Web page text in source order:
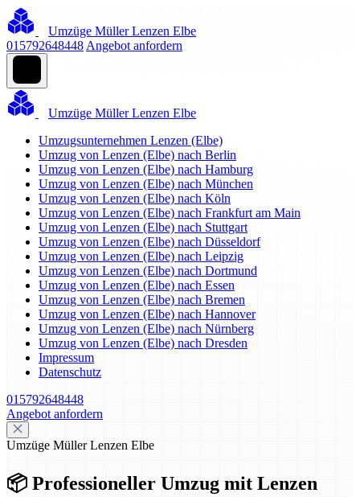
Umzüge Müller Lenzen Elbe
015792648448 Angebot anfordern
Umzüge Müller Lenzen Elbe
Umzugsunternehmen Lenzen (Elbe)
Umzug von Lenzen (Elbe) nach Berlin
Umzug von Lenzen (Elbe) nach Hamburg
Umzug von Lenzen (Elbe) nach München
Umzug von Lenzen (Elbe) nach Köln
Umzug von Lenzen (Elbe) nach Frankfurt am Main
Umzug von Lenzen (Elbe) nach Stuttgart
Umzug von Lenzen (Elbe) nach Düsseldorf
Umzug von Lenzen (Elbe) nach Leipzig
Umzug von Lenzen (Elbe) nach Dortmund
Umzug von Lenzen (Elbe) nach Essen
Umzug von Lenzen (Elbe) nach Bremen
Umzug von Lenzen (Elbe) nach Hannover
Umzug von Lenzen (Elbe) nach Nürnberg
Umzug von Lenzen (Elbe) nach Dresden
Impressum
Datenschutz
015792648448
Angebot anfordern
Umzüge Müller Lenzen Elbe
📦 Professioneller Umzug mit Lenzen